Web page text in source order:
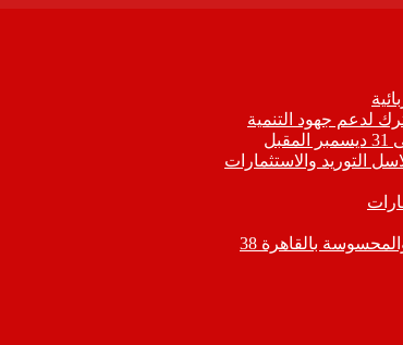
لدعم جهود التنمية
التوريد والاستثمارات
بالقاهرة 38